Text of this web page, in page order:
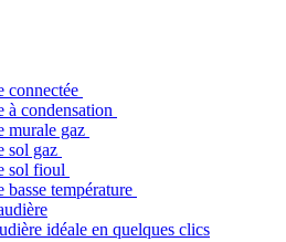
connectée
à condensation
murale gaz
sol gaz
sol fioul
basse température
idéale en quelques clics